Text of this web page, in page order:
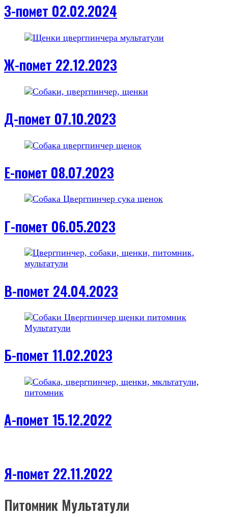
З-помет 02.02.2024
Ж-помет 22.12.2023
Д-помет 07.10.2023
Е-помет 08.07.2023
Г-помет 06.05.2023
В-помет 24.04.2023
Б-помет 11.02.2023
А-помет 15.12.2022
Я-помет 22.11.2022
Питомник Мультатули